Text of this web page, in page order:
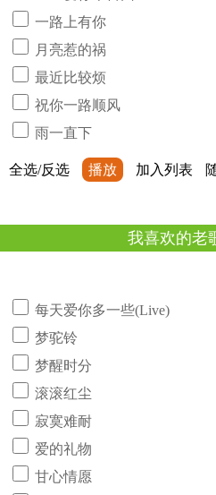
一路上有你
月亮惹的祸
最近比较烦
祝你一路顺风
雨一直下
全选/反选 播放 加入列表
我喜欢的老
每天爱你多一些(Live)
梦驼铃
梦醒时分
滚滚红尘
寂寞难耐
爱的礼物
甘心情愿